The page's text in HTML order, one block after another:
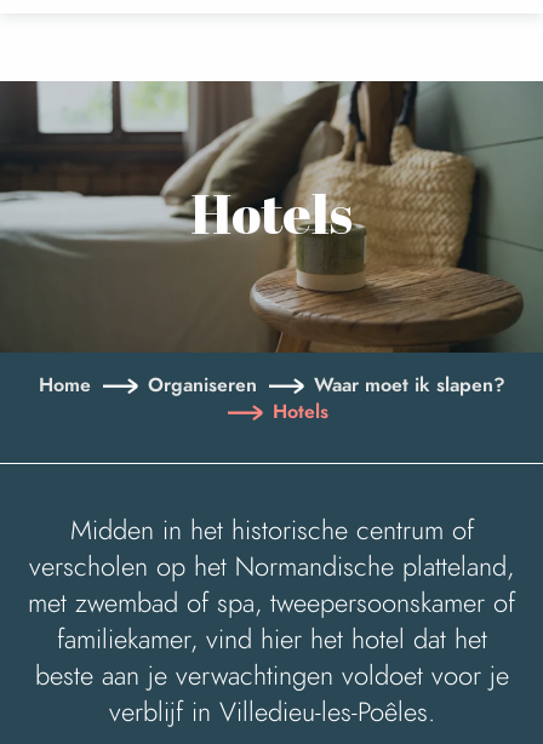
contenu
principal
Hotels
Home Organiseren
Waar moet ik slapen?
Hotels
Midden in het historische centrum of
verscholen op het Normandische platteland,
met zwembad of spa, tweepersoonskamer of
familiekamer, vind hier het hotel dat het
beste aan je verwachtingen voldoet voor je
verblijf in Villedieu-les-Poêles.